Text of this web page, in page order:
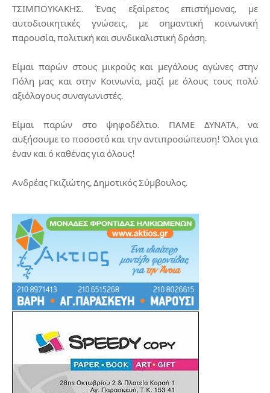
ΤΣΙΜΠΟΥΚΑΚΗΣ. Ένας εξαίρετος επιστήμονας, με
αυτοδιοικητικές γνώσεις, με σημαντική κοινωνική
παρουσία, πολιτική και συνδικαλιστική δράση.
Είμαι παρών στους μικρούς και μεγάλους αγώνες στην
Πόλη μας και στην Κοινωνία, μαζί με όλους τους πολύ
αξιόλογους συναγωνιστές.
Είμαι παρών στο ψηφοδέλτιο. ΠΑΜΕ ΔΥΝΑΤΑ, να
αυξήσουμε το ποσοστό και την αντιπροσώπευση! Όλοι για
έναν και ό καθένας για όλους!
Ανδρέας Γκιζιώτης, Δημοτικός Σύμβουλος.